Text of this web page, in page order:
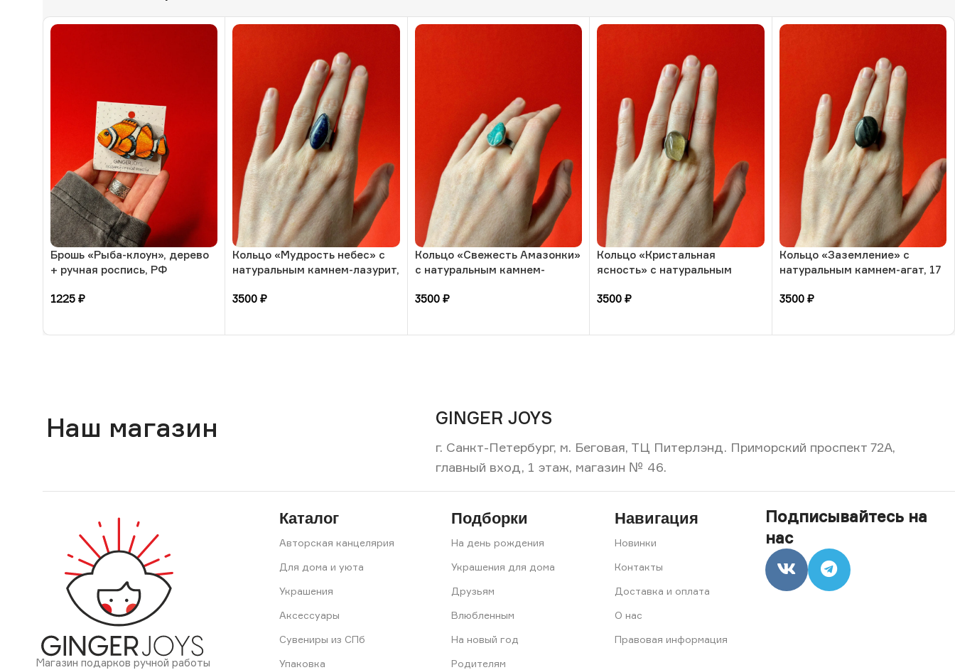
Брошь «Рыба-клоун», дерево
+ ручная роспись, РФ
1225 ₽
Кольцо «Мудрость небес» с
натуральным камнем-лазурит,
3500₽
Кольцо «Свежесть Амазонки»
с натуральным камнем-
3500 ₽
Кольцо «Кристальная
ясность» с натуральным
17 размера, РБ
3500₽
Кольцо «Заземление» с
натуральным камнем-агат, 17
3500 ₽
Наш магазин GINGER JOYS
г. Санкт-Петербург, м. Беговая, ТЦ Питерлэнд. Приморский проспект 72А,
главный вход, 1 этаж, магазин № 46.
Магазин подарков ручной работы
Каталог
Авторская канцелярия
Для дома и уюта
Украшения
Аксессуары
Сувениры из СПб
Упаковка
Подборки
На день рождения
Украшения для дома
Друзьям
Влюбленным
На новый год
Родителям
Навигация
Новинки
Контакты
Доставка и оплата
О нас
Правовая информация
Подписывайтесь на
нас